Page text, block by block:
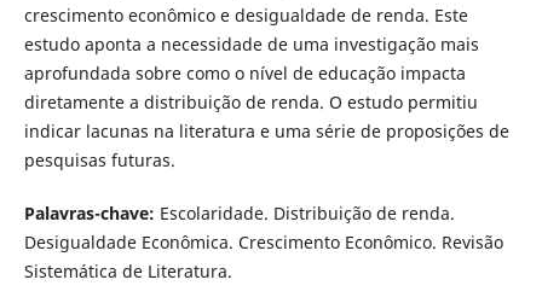
crescimento econômico e desigualdade de renda. Este
estudo aponta a necessidade de uma investigação mais
aprofundada sobre como o nível de educação impacta
diretamente a distribuição de renda. O estudo permitiu
indicar lacunas na literatura e uma série de proposições de
pesquisas futuras.
Palavras-chave: Escolaridade. Distribuição de renda.
Desigualdade Econômica. Crescimento Econômico. Revisão
Sistemática de Literatura.